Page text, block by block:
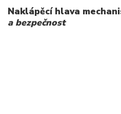
Naklápěcí hlava
a bezpečnost